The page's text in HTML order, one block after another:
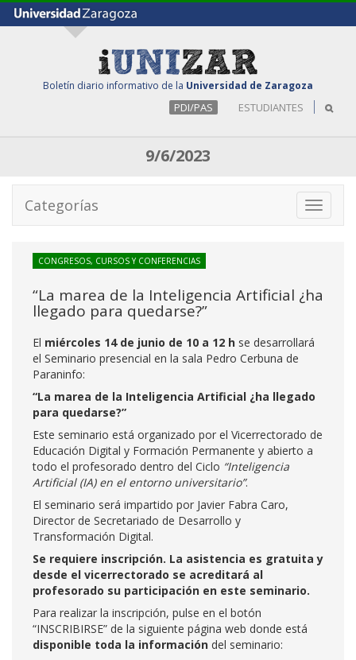
Boletín diario informativo de la Universidad de Zaragoza
PDI/PAS ESTUDIANTES
9/6/2023
Toggle
Categorías
CONGRESOS, CURSOS Y CONFERENCIAS
“La marea de la Inteligencia Artificial ¿ha
llegado para quedarse?”
El miércoles 14 de junio de 10 a 12 h se desarrollará
el Seminario presencial en la sala Pedro Cerbuna de
Paraninfo:
“La marea de la Inteligencia Artificial ¿ha llegado
para quedarse?”
Este seminario está organizado por el Vicerrectorado de
Educación Digital y Formación Permanente y abierto a
todo el profesorado dentro del Ciclo “Inteligencia
Artificial (IA) en el entorno universitario”.
El seminario será impartido por Javier Fabra Caro,
Director de Secretariado de Desarrollo y
Transformación Digital.
Se requiere inscripción. La asistencia es gratuita y
desde el vicerrectorado se acreditará al
profesorado su participación en este seminario.
Para realizar la inscripción, pulse en el botón
“INSCRIBIRSE” de la siguiente página web donde está
disponible toda la información del seminario: